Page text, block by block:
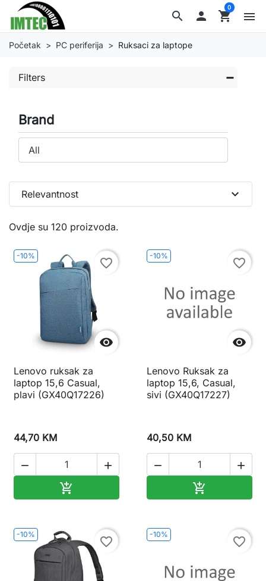
search  shopping_cart
0
menu
Početak PC periferija Ruksaci za laptope
Filters
Brand
Ovdje su 120 proizvoda.
Relevantnost expand_more
-10%

favorite_border
Lenovo ruksak za
laptop 15,6 Casual,
plavi (GX40Q17226)
44,70 KM
 

-10%

favorite_border
Lenovo Ruksak za
laptop 15,6, Casual,
sivi (GX40Q17227)
40,50 KM
 

-10%
favorite_border
-10%
favorite_border